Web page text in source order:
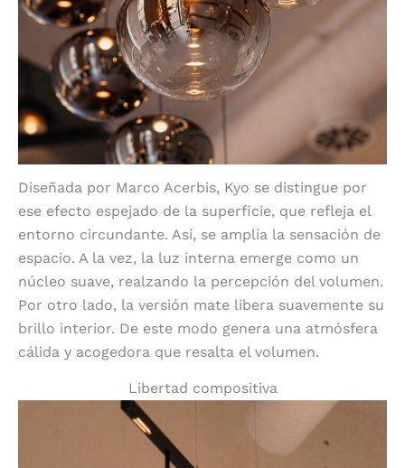
Diseñada por Marco Acerbis, Kyo se distingue por
ese efecto espejado de la superficie, que refleja el
entorno circundante. Así, se amplía la sensación de
espacio. A la vez, la luz interna emerge como un
núcleo suave, realzando la percepción del volumen.
Por otro lado, la versión mate libera suavemente su
brillo interior. De este modo genera una atmósfera
cálida y acogedora que resalta el volumen.
Libertad compositiva